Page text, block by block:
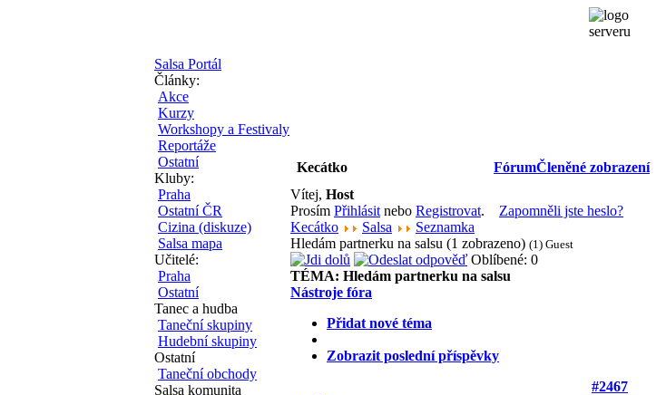
Salsa Portál
Články:
Akce
Kurzy
Workshopy a Festivaly
Reportáže
Ostatní
Kluby:
Praha
Ostatní ČR
Cizina (diskuze)
Salsa mapa
Učitelé:
Praha
Ostatní
Tanec a hudba
Taneční skupiny
Hudební skupiny
Ostatní
Taneční obchody
Salsa komunita
Kecátko FórumČleněné zobrazení
Vítej, Host
Prosím Přihlásit nebo Registrovat. Zapomněli jste heslo?
Kecátko
Salsa
Seznamka
Hledám partnerku na salsu (1 zobrazeno) (1) Guest
Oblíbené: 0
TÉMA: Hledám partnerku na salsu
Nástroje fóra
Přidat nové téma
Zobrazit poslední příspěvky
#2467